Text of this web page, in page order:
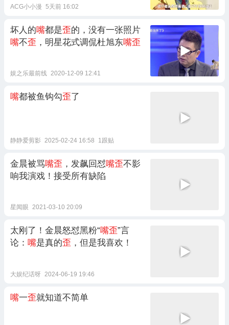
ACG小小漫 5天前 16:02
坏人的嘴都是歪的，没有一张照片
嘴不歪 ，明星花式调侃杜旭东嘴歪
娱之乐最前线 2020-12-09 12:41
嘴都被鱼钩勾歪了
静静爱剪影 2025-02-24 16:58 1跟贴
金晨被骂嘴歪 ，发飙回怼嘴歪不影
响我演戏！接受所有缺陷
星闻眼 2021-03-10 20:09
太刚了！金晨怒怼黑粉“嘴歪”言
论： 嘴是真的歪 ，但是我喜欢！
大娱纪话呀 2024-06-19 19:46
嘴一歪就知道不简单